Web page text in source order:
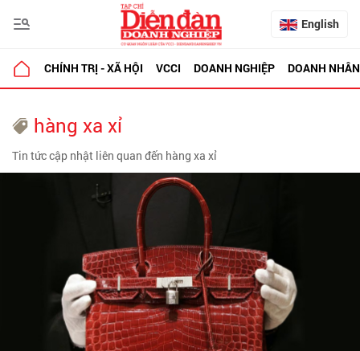
English
CHÍNH TRỊ - XÃ HỘI VCCI DOANH NGHIỆP DOANH NHÂN
hàng xa xỉ
Tin tức cập nhật liên quan đến hàng xa xỉ